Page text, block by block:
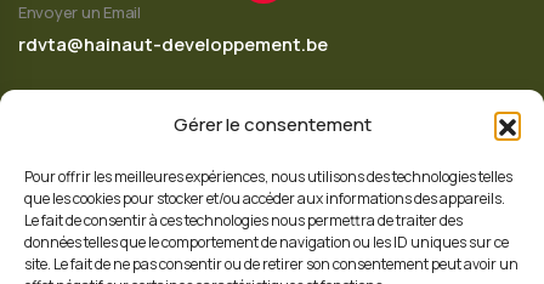
Gérer le consentement
Pour offrir les meilleures expériences, nous utilisons des technologies telles
que les cookies pour stocker et/ou accéder aux informations des appareils.
Le fait de consentir à ces technologies nous permettra de traiter des
données telles que le comportement de navigation ou les ID uniques sur ce
site. Le fait de ne pas consentir ou de retirer son consentement peut avoir un
Envoyer un Email
rdvta@hainaut-developpement.be
+32 65 342 620